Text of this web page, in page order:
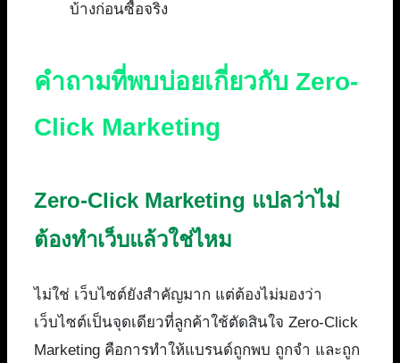
บ้างก่อนซื้อจริง
คำถามที่พบบ่อยเกี่ยวกับ Zero-
Click Marketing
Zero-Click Marketing แปลว่าไม่
ต้องทำเว็บแล้วใช่ไหม
ไม่ใช่ เว็บไซต์ยังสำคัญมาก แต่ต้องไม่มองว่า
เว็บไซต์เป็นจุดเดียวที่ลูกค้าใช้ตัดสินใจ Zero-Click
Marketing คือการทำให้แบรนด์ถูกพบ ถูกจำ และถูก